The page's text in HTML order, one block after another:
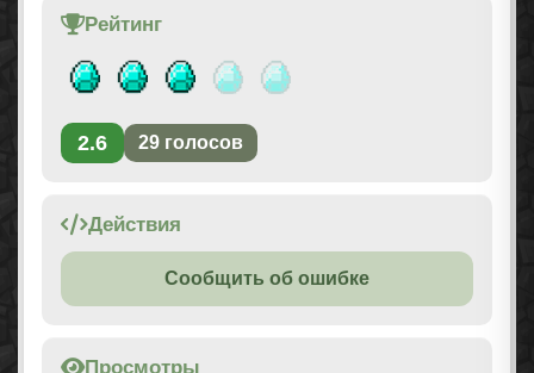
Рейтинг
2.6 29 голосов
Действия
Сообщить об ошибке
Просмотры